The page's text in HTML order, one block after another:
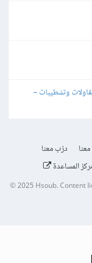
درّب معنا
المساعدة
© 2025 Hsoub.Content